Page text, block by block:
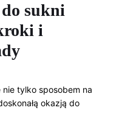
sukni
i
tylko sposobem na
okazją do